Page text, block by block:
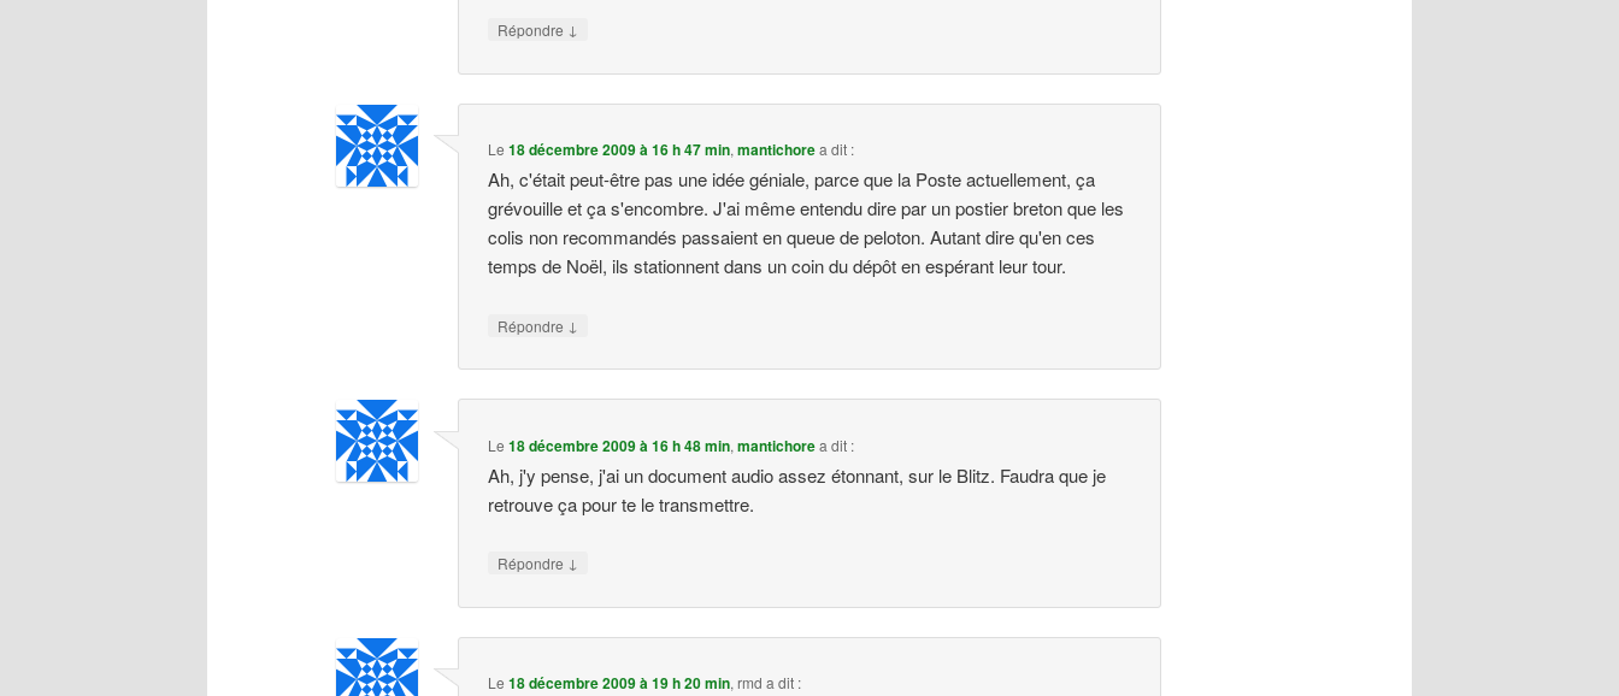
Répondre ↓
Le18 décembre 2009 à 16 h 47 min,mantichorea dit :
Ah, c'était peut-être pas une idée géniale, parce que la Poste actuellement, ça
grévouille et ça s'encombre. J'ai même entendu dire par un postier breton que les
colis non recommandés passaient en queue de peloton. Autant dire qu'en ces
temps de Noël, ils stationnent dans un coin du dépôt en espérant leur tour.
Répondre ↓
Le18 décembre 2009 à 16 h 48 min,mantichorea dit :
Ah, j'y pense, j'ai un document audio assez étonnant, sur le Blitz. Faudra que je
retrouve ça pour te le transmettre.
Répondre ↓
Le18 décembre 2009 à 19 h 20 min,rmd a dit :